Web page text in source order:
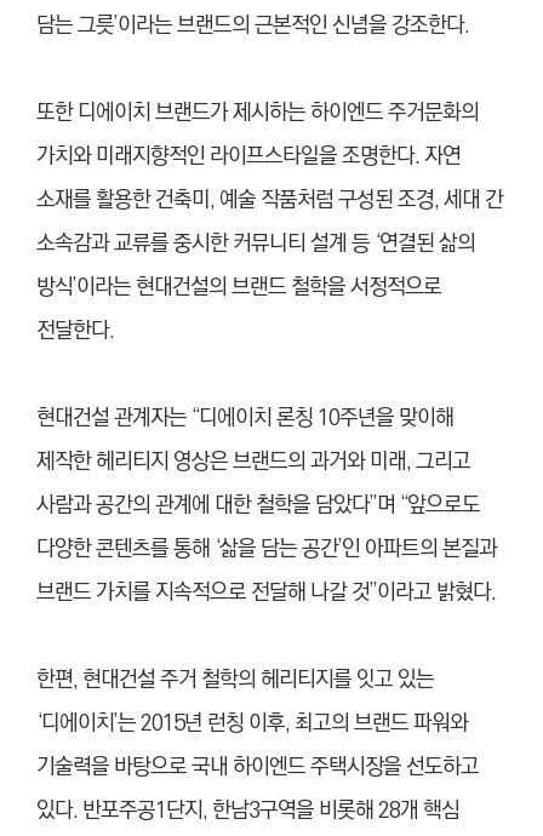
담는 그릇’이라는 브랜드의 근본적인 신념을 강조한다.
또한 디에이치 브랜드가 제시하는 하이엔드 주거문화의
가치와 미래지향적인 라이프스타일을 조명한다. 자연
소재를 활용한 건축미, 예술 작품처럼 구성된 조경, 세대 간
소속감과 교류를 중시한 커뮤니티 설계 등 ‘연결된 삶의
방식’이라는 현대건설의 브랜드 철학을 서정적으로
전달한다.
현대건설 관계자는 “디에이치 론칭 10주년을 맞이해
제작한 헤리티지 영상은 브랜드의 과거와 미래, 그리고
사람과 공간의 관계에 대한 철학을 담았다”며 “앞으로도
다양한 콘텐츠를 통해 ‘삶을 담는 공간’인 아파트의 본질과
브랜드 가치를 지속적으로 전달해 나갈 것”이라고 밝혔다.
한편, 현대건설 주거 철학의 헤리티지를 잇고 있는
‘디에이치’는 2015년 런칭 이후, 최고의 브랜드 파워와
기술력을 바탕으로 국내 하이엔드 주택시장을 선도하고
있다. 반포주공1단지, 한남3구역을 비롯해 28개 핵심